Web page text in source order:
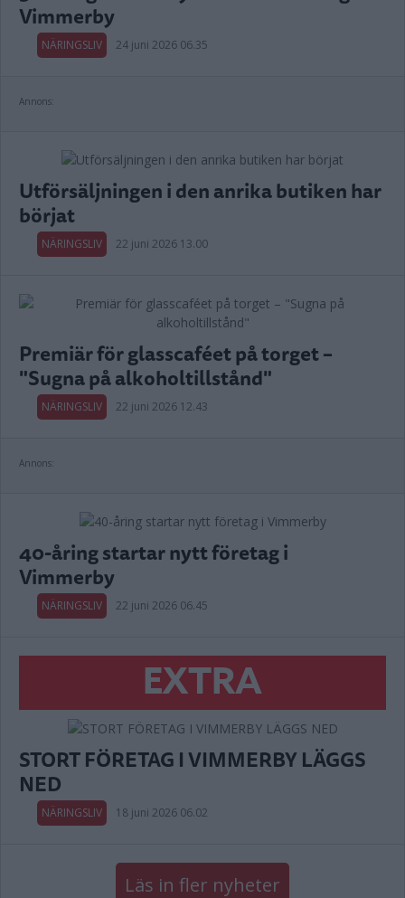
Vimmerby
NÄRINGSLIV 24 juni 2026 06.35
Annons:
Utförsäljningen i den anrika butiken har
börjat
NÄRINGSLIV 22 juni 2026 13.00
Premiär för glasscaféet på torget –
"Sugna på alkoholtillstånd"
NÄRINGSLIV 22 juni 2026 12.43
Annons:
40-åring startar nytt företag i
Vimmerby
NÄRINGSLIV 22 juni 2026 06.45
EXTRA
STORT FÖRETAG I VIMMERBY LÄGGS
NED
NÄRINGSLIV 18 juni 2026 06.02
Läs in fler nyheter